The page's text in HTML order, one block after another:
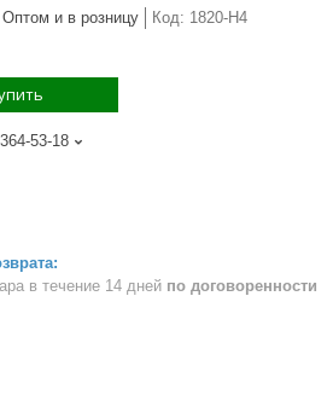
Оптом и в розницу Код: 1820-H4
53-18
в течение 14 дней по договоренности